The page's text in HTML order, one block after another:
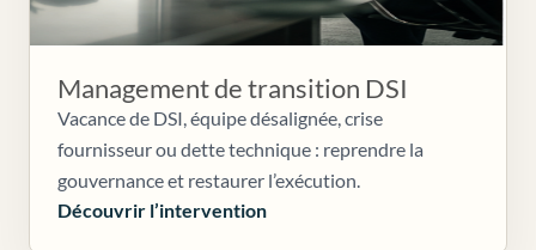
Management de transition DSI
Vacance de DSI, équipe désalignée, crise
fournisseur ou dette technique : reprendre la
gouvernance et restaurer l’exécution.
Découvrir l’intervention